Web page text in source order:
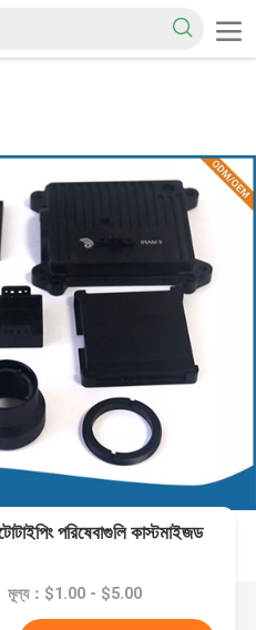
পরিষেবাগুলি কাস্টমাইজড
মূল্য：$1.00 - $5.00